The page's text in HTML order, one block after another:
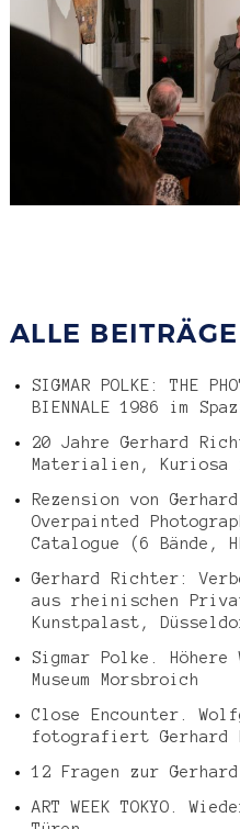
ALLE BEITRÄGE
SIGMAR POLKE: THE
BIENNALE 1986 im
20 Jahre Gerhard
Materialien, Kuriosa
Rezension von
Overpainted
Catalogue (6 Bände,
Gerhard Richter:
aus rheinischen
Kunstpalast,
Sigmar Polke. Höhere
Museum Morsbroich
Close Encounter.
fotografiert Gerhard
12 Fragen zur
ART WEEK TOKYO.